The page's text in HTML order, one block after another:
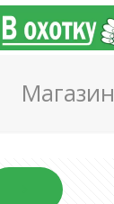
Магазин